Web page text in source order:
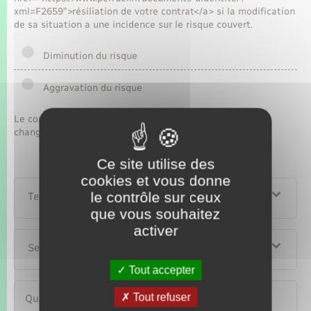
xml=F2659">résiliation de votre contrat</a> si la modification
de sa situation a une incidence sur le risque couvert.
Diminution du risque
Aggravation du risque
Le contrat d'assurance auto peut être modifié suite à un
changement de situation ou à l'initiative de l'assureur.
Textes de référence
Services en ligne et formulaires
Questions ? Réponses !
Ce site utilise des
cookies et vous donne
le contrôle sur ceux
que vous souhaitez
activer
Tout accepter
Tout refuser